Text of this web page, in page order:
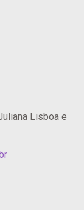
Lisboa e